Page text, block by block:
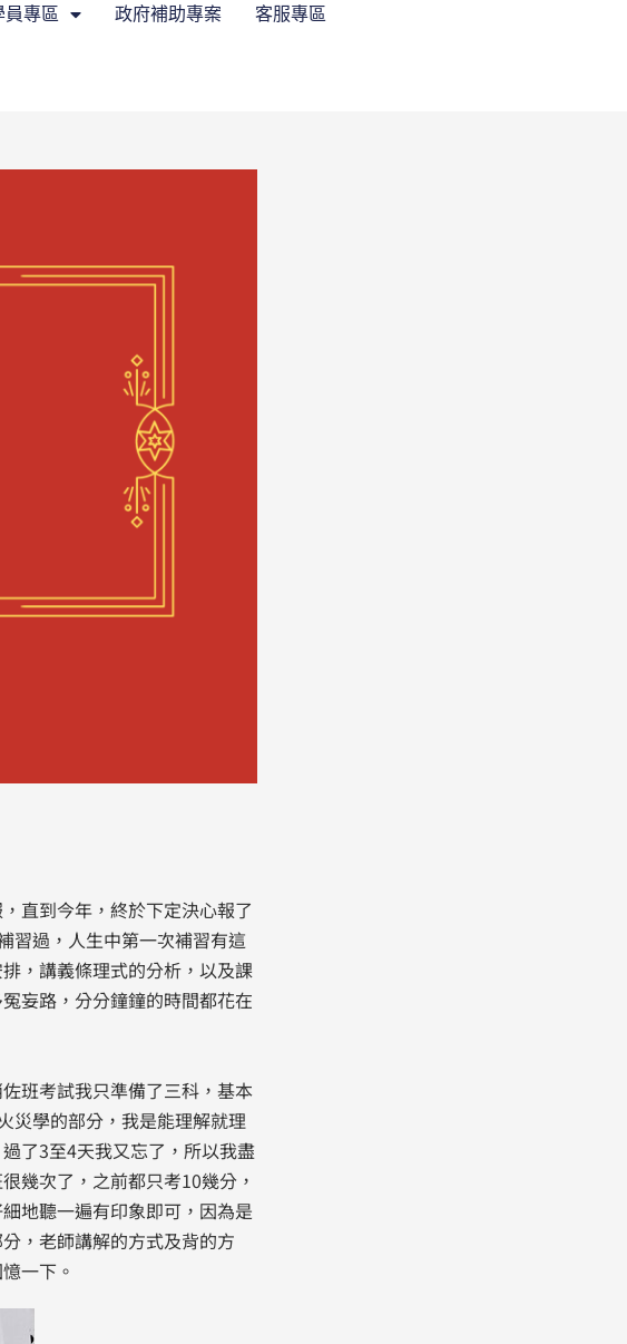
員專區 政府補助專案 客服專區
直到今年，終於下定決心報了
習過，人生中第一次補習有這
，講義條理式的分析，以及課
妄路，分分鐘鐘的時間都花在
班考試我只準備了三科，基本
災學的部分，我是能理解就理
了3至4天我又忘了，所以我盡
幾次了，之前都只考10幾分，
地聽一遍有印象即可，因為是
，老師講解的方式及背的方
一下。